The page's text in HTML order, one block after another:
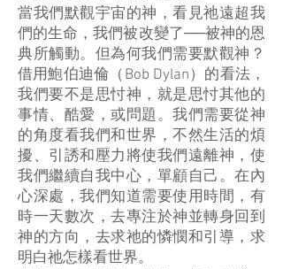
當我們默觀宇宙的神，看見祂遠超我
們的生命，我們被改變了──被神的恩
典所觸動。但為何我們需要默觀神？
借用鮑伯迪倫（Bob Dylan）的看法，
我們要不是思忖神，就是思忖其他的
事情、酷愛，或問題。我們需要從神
的角度看我們和世界，不然生活的煩
擾、引誘和壓力將使我們遠離神，使
我們繼續自我中心，單顧自己。在內
心深處，我們知道需要使用時間，有
時一天數次，去專注於神並轉身回到
神的方向，去求祂的憐憫和引導，求
明白祂怎樣看世界。